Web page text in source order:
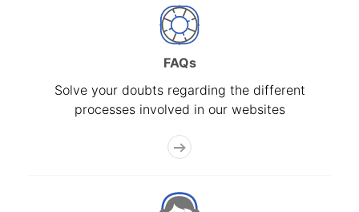
FAQs
Solve your doubts regarding the different
processes involved in our websites